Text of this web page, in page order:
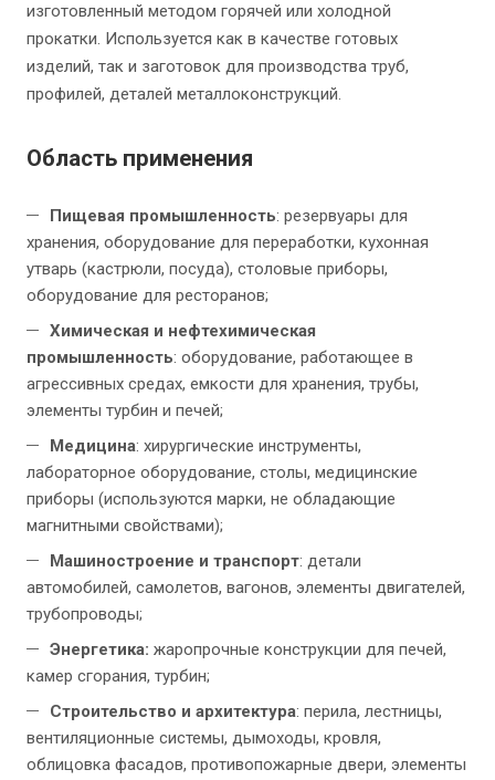
изготовленный методом горячей или холодной
прокатки. Используется как в качестве готовых
изделий, так и заготовок для производства труб,
профилей, деталей металлоконструкций.
Область применения
Пищевая промышленность: резервуары для
хранения, оборудование для переработки, кухонная
утварь (кастрюли, посуда), столовые приборы,
оборудование для ресторанов;
Химическая и нефтехимическая
промышленность: оборудование, работающее в
агрессивных средах, емкости для хранения, трубы,
элементы турбин и печей;
Медицина: хирургические инструменты,
лабораторное оборудование, столы, медицинские
приборы (используются марки, не обладающие
магнитными свойствами);
Машиностроение и транспорт: детали
автомобилей, самолетов, вагонов, элементы двигателей,
трубопроводы;
Энергетика: жаропрочные конструкции для печей,
камер сгорания, турбин;
Строительство и архитектура: перила, лестницы,
вентиляционные системы, дымоходы, кровля,
облицовка фасадов, противопожарные двери, элементы